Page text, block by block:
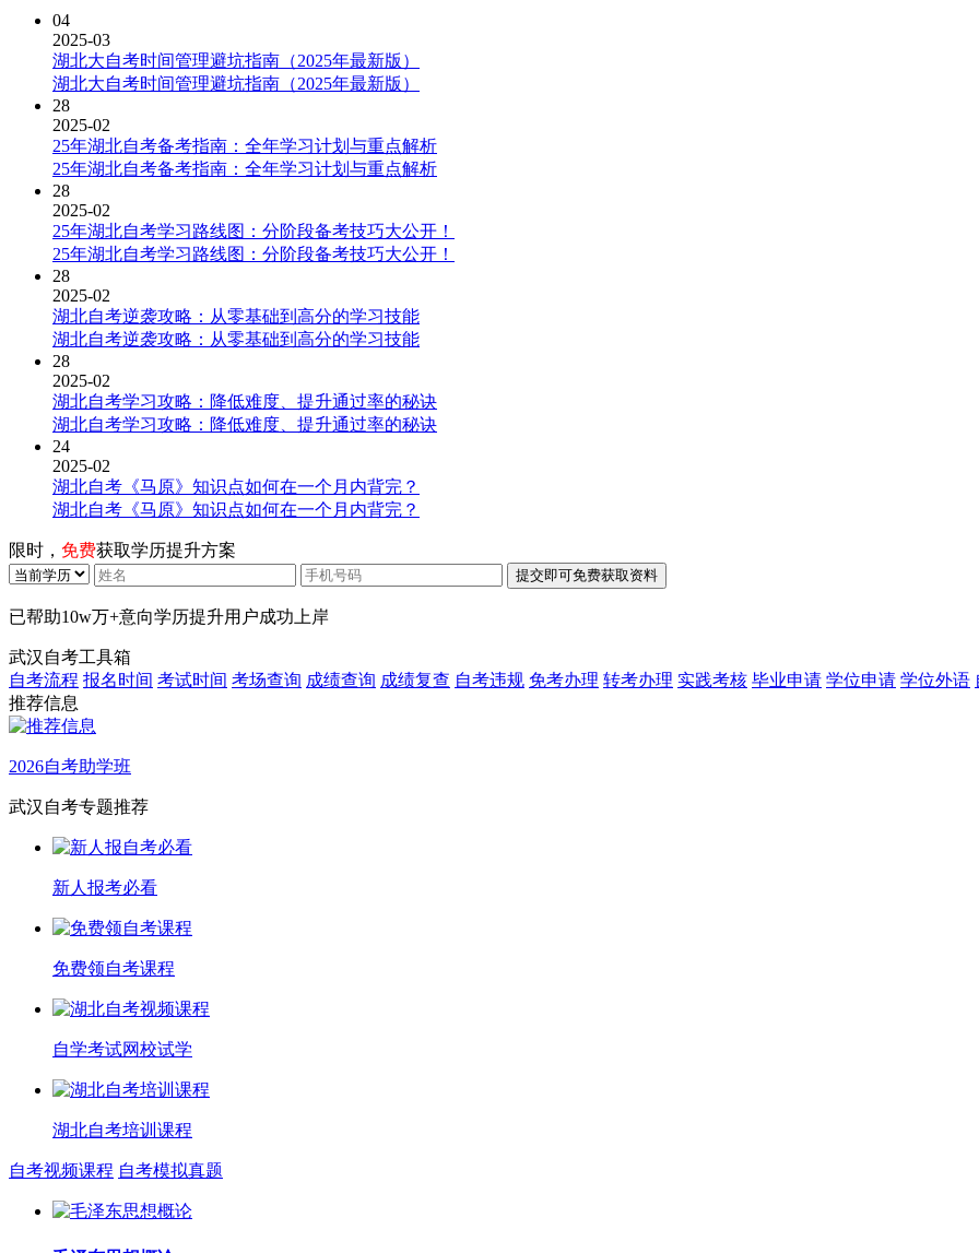
04
2025-03
湖北大自考时间管理避坑指南（2025年最新版）
湖北大自考时间管理避坑指南（2025年最新版）
28
2025-02
25年湖北自考备考指南：全年学习计划与重点解析
25年湖北自考备考指南：全年学习计划与重点解析
28
2025-02
25年湖北自考学习路线图：分阶段备考技巧大公开！
25年湖北自考学习路线图：分阶段备考技巧大公开！
28
2025-02
湖北自考逆袭攻略：从零基础到高分的学习技能
湖北自考逆袭攻略：从零基础到高分的学习技能
28
2025-02
湖北自考学习攻略：降低难度、提升通过率的秘诀
湖北自考学习攻略：降低难度、提升通过率的秘诀
24
2025-02
湖北自考《马原》知识点如何在一个月内背完？
湖北自考《马原》知识点如何在一个月内背完？
限时， 免费获取学历提升方案
已帮助10w万+意向学历提升用户成功上岸
武汉自考工具箱
自考流程 报名时间 考试时间 考场查询 成绩查询 成绩复查 自考违规 免考办理 转考办理 实践考核 毕业申请 学位申请 学位外语
推荐信息
2026自考助学班
武汉自考专题推荐
新人报考必看
免费领自考课程
自学考试网校试学
湖北自考培训课程
自考视频课程 自考模拟真题